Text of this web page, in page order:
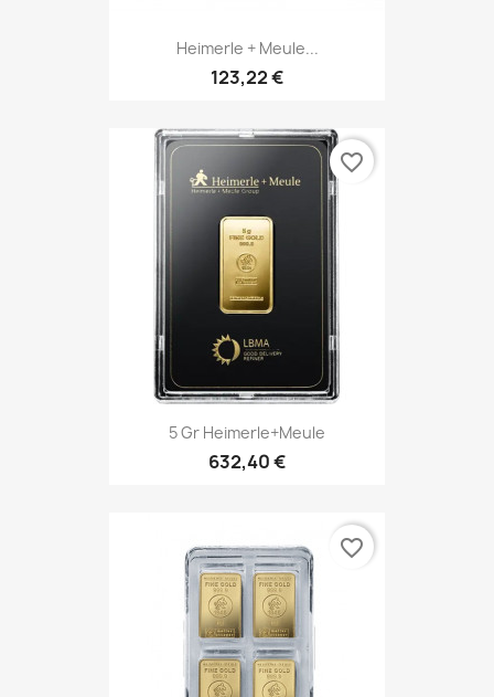
Heimerle + Meule...
123,22 €
5 Gr Heimerle+Meule
632,40 €
favorite_border
favorite_border